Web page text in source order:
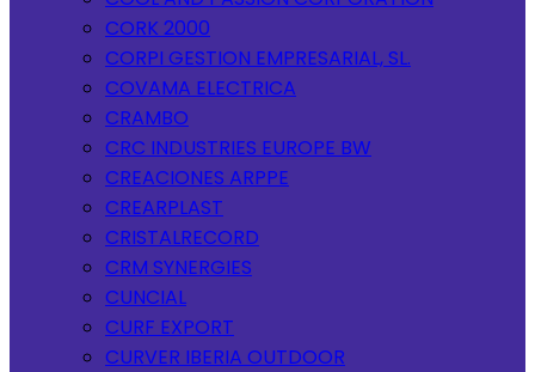
CORK 2000
CORPI GESTION EMPRESARIAL, SL.
COVAMA ELECTRICA
CRAMBO
CRC INDUSTRIES EUROPE BW
CREACIONES ARPPE
CREARPLAST
CRISTALRECORD
CRM SYNERGIES
CUNCIAL
CURF EXPORT
CURVER IBERIA OUTDOOR